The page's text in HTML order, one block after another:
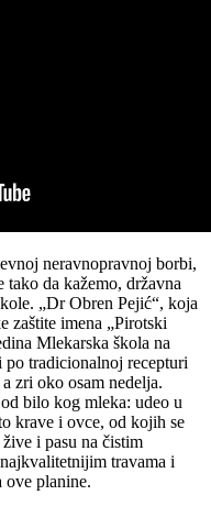
neravnopravnoj borbi,
tako da kažemo, državna
„Dr Obren Pejić“, koja
zaštite imena „Pirotski
Mlekarska škola na
tradicionalnoj recepturi
zri oko osam nedelja.
bilo kog mleka: udeo u
krave i ovce, od kojih se
i pasu na čistim
travama i